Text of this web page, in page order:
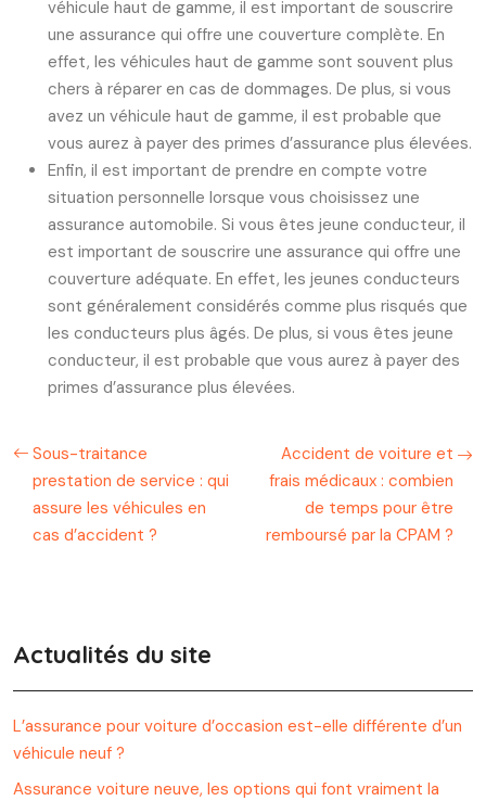
véhicule haut de gamme, il est important de souscrire
une assurance qui offre une couverture complète. En
effet, les véhicules haut de gamme sont souvent plus
chers à réparer en cas de dommages. De plus, si vous
avez un véhicule haut de gamme, il est probable que
vous aurez à payer des primes d’assurance plus élevées.
Enfin, il est important de prendre en compte votre
situation personnelle lorsque vous choisissez une
assurance automobile. Si vous êtes jeune conducteur, il
est important de souscrire une assurance qui offre une
couverture adéquate. En effet, les jeunes conducteurs
sont généralement considérés comme plus risqués que
les conducteurs plus âgés. De plus, si vous êtes jeune
conducteur, il est probable que vous aurez à payer des
primes d’assurance plus élevées.
Sous-traitance
prestation de service : qui
assure les véhicules en
cas d’accident ?
Accident de voiture et
frais médicaux : combien
de temps pour être
remboursé par la CPAM ?
Actualités du site
L’assurance pour voiture d’occasion est-elle différente d’un
véhicule neuf ?
Assurance voiture neuve, les options qui font vraiment la